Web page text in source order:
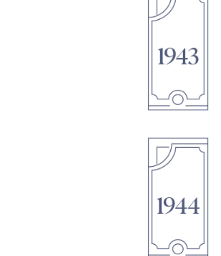
1895
1895